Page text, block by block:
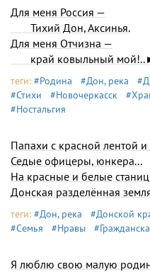
Для меня Россия —
Тихий Дон, Аксинья.
Для меня Отчизна —
край ковыльный
теги: #Родина #Дон, река
#Стихи
#Новочеркасск
#Ностальгия
Папахи с красной лентой
Седые офицеры, юнкера...
На красные и белые
Донская разделённая
теги: #Дон, река #Донской
#Семья
#Нравы
Я люблю свою малую